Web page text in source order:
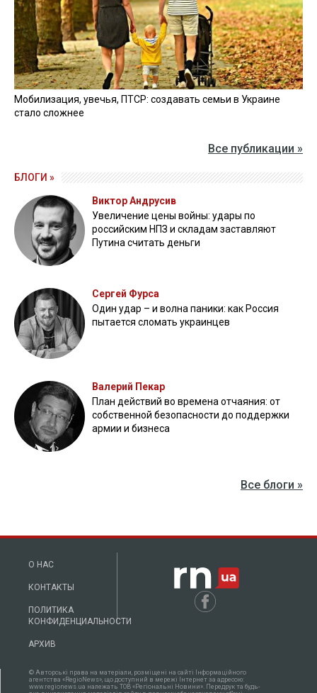
Мобилизация, увечья, ПТСР: создавать семьи в Украине
стало сложнее
Все публикации »
БЛОГИ »
Виктор Андрусив
Увеличение цены войны: удары по
российским НПЗ и складам заставляют
Путина считать деньги
Сергей Фурса
Один удар – и волна паники: как Россия
пытается сломать украинцев
Валерий Пекар
План действий во времена отчаяния: от
собственной безопасности до поддержки
армии и бизнеса
Все блоги »
О НАС
КОНТАКТЫ
ПОЛИТИКА
КОНФИДЕНЦИАЛЬНОСТИ
АРХИВ
© Авторські права на матеріали, розміщені на сайті Інформаційного
агентства «RegioNews», що доступний в мережі Інтернет за адресою:
www.regionews.ua належать ТОВ «Регіональні Новини». Передрук та будь-